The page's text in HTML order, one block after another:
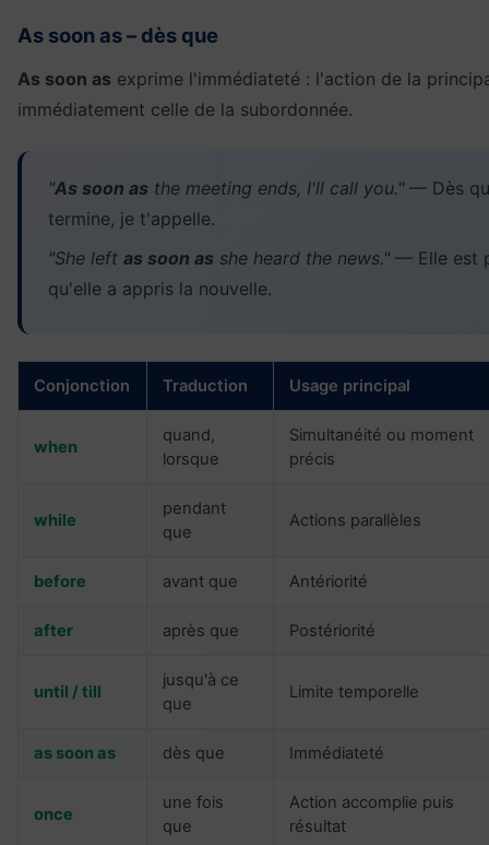
As soon as – dès que
As soon as exprime l'immédiateté : l'action de la
immédiatement celle de la subordonnée.
"As soon as the meeting ends, I'll call you." — Dès
termine, je t'appelle.
"She left as soon as she heard the news." — Elle est
qu'elle a appris la nouvelle.
Conjonction Traduction Usage principal
when
quand,
lorsque
Simultanéité ou moment
précis
while
pendant
que
Actions parallèles
before avant que Antériorité
after après que Postériorité
until / till
jusqu'à ce
que
Limite temporelle
as soon as dès que Immédiateté
once
une fois
que
Action accomplie puis
résultat